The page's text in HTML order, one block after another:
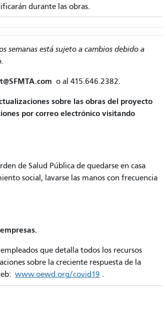
durante las obras.
semanas está sujeto a cambios debido a
o al 415.646.2382.
sobre las obras del proyecto
por correo electrónico visitando
de Salud Pública de quedarse en casa
social, lavarse las manos con frecuencia
que detalla todos los recursos
sobre la creciente respuesta de la
www.oewd.org/covid19 .